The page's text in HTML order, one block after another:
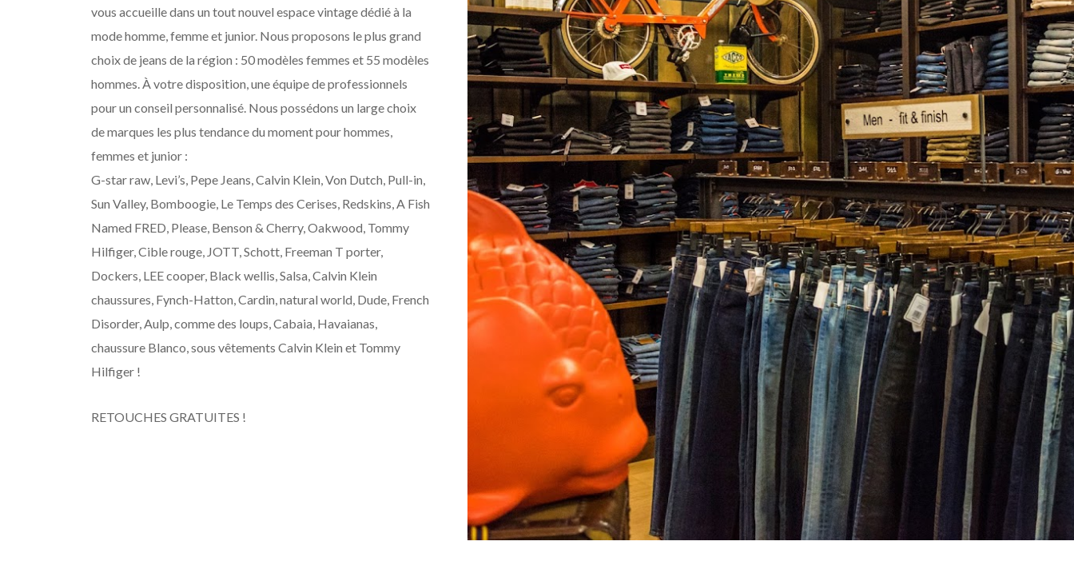
vous accueille dans un tout nouvel espace vintage dédié à la
mode homme, femme et junior. Nous proposons le plus grand
choix de jeans de la région : 50 modèles femmes et 55 modèles
hommes. À votre disposition, une équipe de professionnels
pour un conseil personnalisé. Nous possédons un large choix
de marques les plus tendance du moment pour hommes,
femmes et junior :
G-star raw, Levi’s, Pepe Jeans, Calvin Klein, Von Dutch, Pull-in,
Sun Valley, Bomboogie, Le Temps des Cerises, Redskins, A Fish
Named FRED, Please, Benson & Cherry, Oakwood, Tommy
Hilfiger, Cible rouge, JOTT, Schott, Freeman T porter,
Dockers, LEE cooper, Black wellis, Salsa, Calvin Klein
chaussures, Fynch-Hatton, Cardin, natural world, Dude, French
Disorder, Aulp, comme des loups, Cabaia, Havaianas,
chaussure Blanco, sous vêtements Calvin Klein et Tommy
Hilfiger !
RETOUCHES GRATUITES !